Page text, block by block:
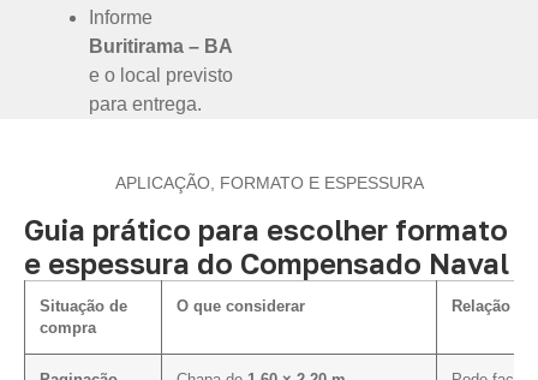
Informe
Buritirama – BA
e o local previsto
para entrega.
APLICAÇÃO, FORMATO E ESPESSURA
Guia prático para escolher formato
e espessura do Compensado Naval
Situação de
compra
O que considerar Relação